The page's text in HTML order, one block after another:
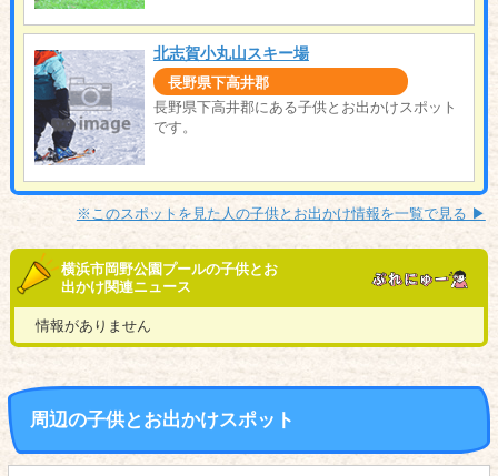
北志賀小丸山スキー場
長野県下高井郡
長野県下高井郡にある子供とお出かけスポット
です。
※このスポットを見た人の子供とお出かけ情報を一覧で見る ▶︎
横浜市岡野公園プールの子供とお
出かけ関連ニュース
情報がありません
周辺の子供とお出かけスポット